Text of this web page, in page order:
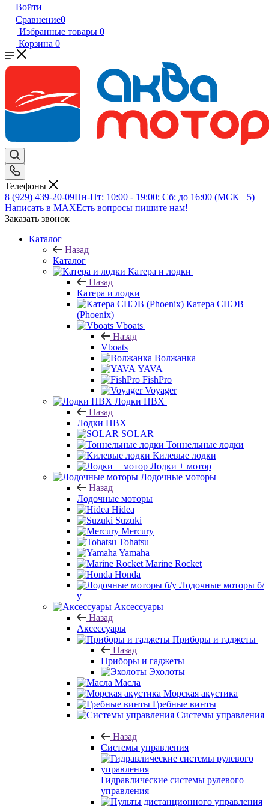
Войти
Сравнение0
Избранные товары 0
Корзина 0
Телефоны
8 (929) 439-20-09Пн-Пт: 10:00 - 19:00; Сб: до 16:00 (МСК +5)
Написать в MAXЕсть вопросы пишите нам!
Заказать звонок
Каталог
Назад
Каталог
Катера и лодки
Назад
Катера и лодки
Катера СПЭВ
(Phoenix)
Vboats
Назад
Vboats
Волжанка
YAVA
FishPro
Voyager
Лодки ПВХ
Назад
Лодки ПВХ
SOLAR
Тоннельные лодки
Килевые лодки
Лодки + мотор
Лодочные моторы
Назад
Лодочные моторы
Hidea
Suzuki
Mercury
Tohatsu
Yamaha
Marine Rocket
Honda
Лодочные моторы б/
у
Аксессуары
Назад
Аксессуары
Приборы и гаджеты
Назад
Приборы и гаджеты
Эхолоты
Масла
Морская акустика
Гребные винты
Системы управления
Назад
Системы управления
Гидравлические системы рулевого
управления